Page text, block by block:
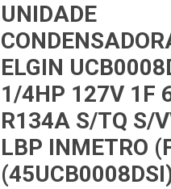
UNIDADE
ELGIN
1/4HP 127V 1F
R134A S/TQ S/
LBP INMETRO